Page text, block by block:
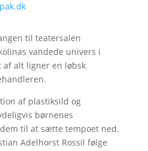
til teatersalen
vandede univers i
af alt ligner en løbsk
af plastiksild og
børnenes
til at sætte tempoet ned.
Adelhorst Rossil følge